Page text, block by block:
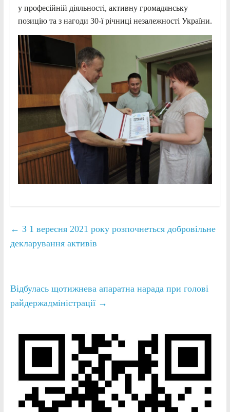
у професійній діяльності, активну громадянську
позицію та з нагоди 30-ї річниці незалежності України.
← З 1 вересня 2021 року розпочнеться добровільне
декларування активів
Відбулась щотижнева апаратна нарада при голові
райдержадміністрації →